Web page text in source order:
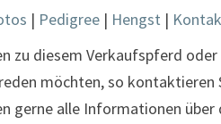
| Pedigree | Hengst |
zu diesem Verkaufspferd
möchten, so
gerne alle Informationen